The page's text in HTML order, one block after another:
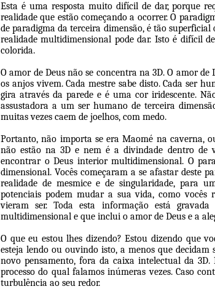
Esta é uma resposta muito difícil de dar, porque
realidade que estão começando a ocorrer. O
de paradigma da terceira dimensão, é tão
realidade multidimensional pode dar. Isto é difícil
colorida.
O amor de Deus não se concentra na 3D. O amor
os anjos vivem. Cada mestre sabe disto. Cada ser
gira através da parede e é uma cor iridescente.
assustadora a um ser humano de terceira
muitas vezes caem de joelhos, com medo.
Portanto, não importa se era Maomé na caverna,
não estão na 3D e nem é a divindade dentro de
encontrar o Deus interior multidimensional. O
dimensional. Vocês começaram a se afastar deste
realidade de mesmice e de singularidade, para
potenciais podem mudar a sua vida, como vocês
vieram ser. Toda esta informação está
multidimensional e que inclui o amor de Deus e a
O que eu estou lhes dizendo? Estou dizendo que
esteja lendo ou ouvindo isto, a menos que
novo pensamento, fora da caixa intelectual da
processo do qual falamos inúmeras vezes. Caso
turbulência ao seu redor.